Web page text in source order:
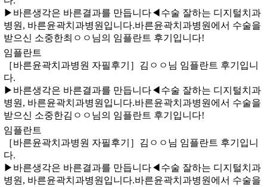
​▶바른생각은 바른결과를 만듭니다◀수술 잘하는 디지털치과
병원, 바른윤곽치과병원입니다. 바른윤곽치과병원에서 수술을
받으신 소중한최ㅇㅇ님의 임플란트 후기입니다!
임플란트
［바른윤곽치과병원 자필후기］김ㅇㅇ님 임플란트 후기입니
다.
​▶바른생각은 바른결과를 만듭니다◀수술 잘하는 디지털치과
병원, 바른윤곽치과병원입니다. 바른윤곽치과병원에서 수술을
받으신 소중한김ㅇㅇ님의 임플란트 후기입니다!
임플란트
［바른윤곽치과병원 자필후기］김ㅇㅇ님 임플란트 후기입니
다.
​▶바른생각은 바른결과를 만듭니다◀수술 잘하는 디지털치과
병원, 바른윤곽치과병원입니다. 바른윤곽치과병원에서 수술을